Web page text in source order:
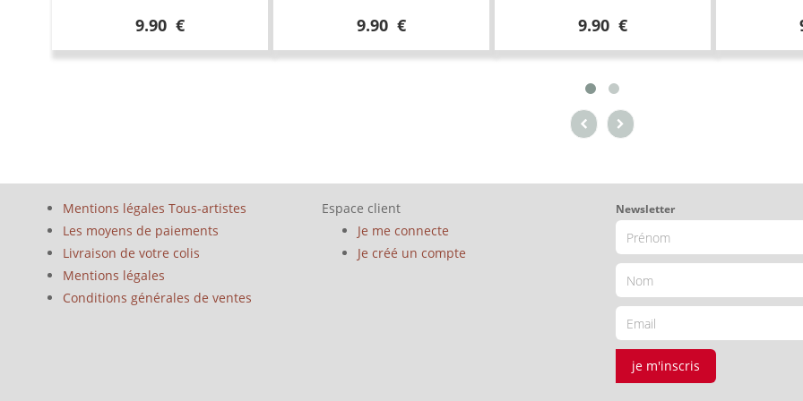
9.90 € 9.90 € 9.90 €
Mentions légales Tous-artistes
Les moyens de paiements
Livraison de votre colis
Mentions légales
Conditions générales de ventes
Espace client
Je me connecte
Je créé un compte
Newsletter
je m'inscris